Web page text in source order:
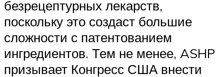
безрецептурных лекарств,
поскольку это создаст большие
сложности с патентованием
ингредиентов. Тем не менее, ASHP
призывает Конгресс США внести